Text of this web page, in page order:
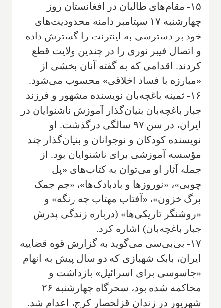
۱۵- مقام‌های طالبان در افغانستان روز
چهارشنبه ۱۷ سپتامبر دامنه محدودیت‌های
خود بر دسترسی به اینترنت را گسترش داده
و اتصال فیبر نوری را در چندین ولایت قطع
کردند. اقدامی که به گفته آنان بخشی از
«مبارزه با فساد اخلاقی» محسوب می‌شود.
۱۶- ثمینه باغچه‌بان نویسنده مشهور و فرزند
جبار باغچه‌بان بنیان‌گذار آموزش ناشنوایان در
ایران، در سن ۹۷ سالگی درگذشت. او
نویسنده کودکان و نوجوانان و بنیان‌گذار چند
مؤسسه آموزشی برای ناشنوایان بود. از
جمله آثار او می‌توان به کتاب‌های «پل
چوبی»، «نوروزها و بادبادک‌ها»، «جم جمک
برگ خزون»، «آفتاب مهتاب چه رنگه» و
«روشنگر تاریکی‌ها» (درباره زندگی پدرش
جبار باغچه‌بان) اشاره کرد.
۱۷- بی‌بی‌سی می‌گوید به گزارش قوه قضاییه
ایران، بابک شهبازی که دو سال پیش به اتهام
«جاسوسی برای اسرائیل» بازداشت و
محاکمه شده بود، سحرگاه چهارشنبه ۲۶
شهریور در زندان قزلحصار کرج، اعدام شد.